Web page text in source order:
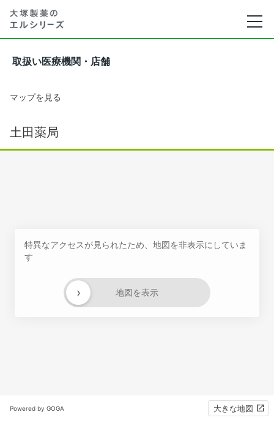
取扱い医療機関・店舗
マップを見る
土田薬局
特異なアクセスが見られたため、地図を非表示にしていま
す
地図を表示
›
Powered by GOGA 大きな地図